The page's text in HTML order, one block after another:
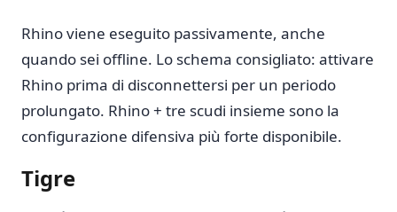
Rhino viene eseguito passivamente, anche
quando sei offline. Lo schema consigliato: attivare
Rhino prima di disconnettersi per un periodo
prolungato. Rhino + tre scudi insieme sono la
configurazione difensiva più forte disponibile.
Tigre